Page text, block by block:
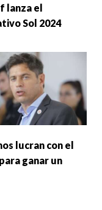
lanza el
Sol 2024
lucran con el
ganar un